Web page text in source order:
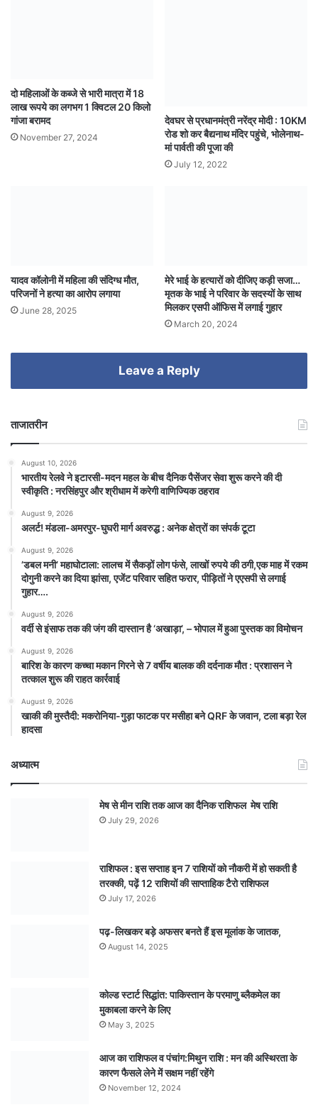
दो महिलाओं के कब्जे से भारी मात्रा में 18
लाख रूपये का लगभग 1 क्विटल 20 किलो
गांजा बरामद
November 27, 2024
देवघर से प्रधानमंत्री नरेंद्र मोदी : 10KM
रोड शो कर बैद्यनाथ मंदिर पहुंचे, भोलेनाथ-
मां पार्वती की पूजा की
July 12, 2022
यादव कॉलोनी में महिला की संदिग्ध मौत,
परिजनों ने हत्या का आरोप लगाया
June 28, 2025
मेरे भाई के हत्यारों को दीजिए कड़ी सजा…
मृतक के भाई ने परिवार के सदस्यों के साथ
मिलकर एसपी ऑफिस में लगाई गुहार
March 20, 2024
Leave a Reply
ताजातरीन
August 10, 2026
भारतीय रेलवे ने इटारसी-मदन महल के बीच दैनिक पैसेंजर सेवा शुरू करने की दी
स्वीकृति : नरसिंहपुर और श्रीधाम में करेगी वाणिज्यिक ठहराव
August 9, 2026
अलर्ट! मंडला-अमरपुर-घुघरी मार्ग अवरुद्ध : अनेक क्षेत्रों का संपर्क टूटा
August 9, 2026
​’डबल मनी’ महाघोटाला: लालच में सैकड़ों लोग फंसे, लाखों रुपये की ठगी,एक माह में रकम
दोगुनी करने का दिया झांसा, एजेंट परिवार सहित फरार, पीड़ितों ने एएसपी से लगाई
गुहार….
August 9, 2026
वर्दी से इंसाफ तक की जंग की दास्तान है ‘अखाड़ा’, – भोपाल में हुआ पुस्तक का विमोचन
August 9, 2026
बारिश के कारण कच्चा मकान गिरने से 7 वर्षीय बालक की दर्दनाक मौत : प्रशासन ने
तत्काल शुरू की राहत कार्रवाई
August 9, 2026
खाकी की मुस्तैदी: मकरोनिया-गुड़ा फाटक पर मसीहा बने QRF के जवान, टला बड़ा रेल
हादसा
अध्यात्म
मेष से मीन राशि तक आज का दैनिक राशिफल मेष राशि
July 29, 2026
राशिफल : इस सप्ताह इन 7 राशियों को नौकरी में हो सकती है
तरक्की, पढ़ें 12 राशियों की साप्ताहिक टैरो राशिफल
July 17, 2026
पढ़-लिखकर बड़े अफसर बनते हैं इस मूलांक के जातक,
August 14, 2025
कोल्ड स्टार्ट सिद्धांत: पाकिस्तान के परमाणु ब्लैकमेल का
मुकाबला करने के लिए
May 3, 2025
आज का राशिफल व पंचांग:मिथुन राशि : मन की अस्थिरता के
कारण फैसले लेने में सक्षम नहीं रहेंगे
November 12, 2024